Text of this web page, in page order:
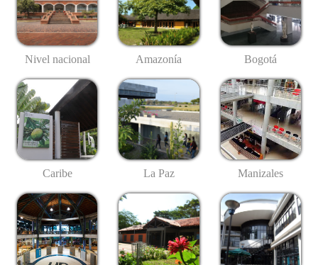
Nivel nacional Amazonía Bogotá
Caribe La Paz Manizales